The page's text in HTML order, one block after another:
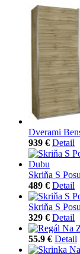
Dverami
939 € Detail
Skriňa S
489 € Detail
Skriňa S
329 € Detail
55.9 € Detail